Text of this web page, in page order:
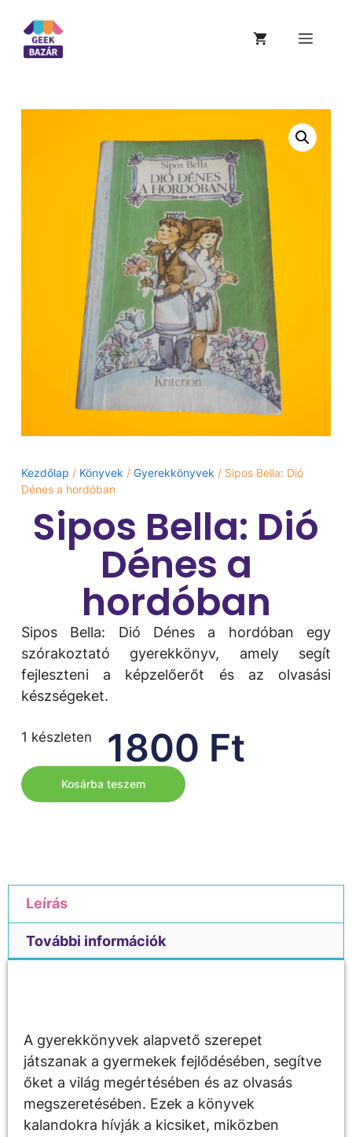
Kezdőlap / Könyvek / Gyerekkönyvek / Sipos Bella: Dió
Dénes a hordóban
Sipos Bella: Dió
Dénes a
hordóban
Sipos Bella: Dió Dénes a hordóban egy
szórakoztató gyerekkönyv, amely segít
fejleszteni a képzelőerőt és az olvasási
készségeket.
1800 Ft
1 készleten
Kosárba teszem
Leírás
További információk
A gyerekkönyvek alapvető szerepet
játszanak a gyermekek fejlődésében, segítve
őket a világ megértésében és az olvasás
megszeretésében. Ezek a könyvek
kalandokra hívják a kicsiket, miközben